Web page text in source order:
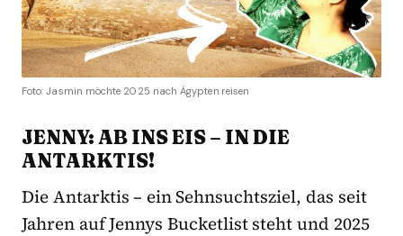
Foto: Jasmin möchte 2025 nach Ägypten reisen
JENNY: AB INS EIS – IN DIE
ANTARKTIS!
Die Antarktis – ein Sehnsuchtsziel, das seit
Jahren auf Jennys Bucketlist steht und 2025